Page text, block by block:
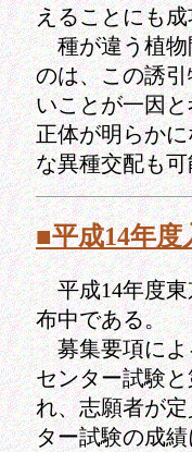
えることにも
種が違う植物
のは、この誘
いことが一因
正体が明らか
な異種交配も
■平成14年度
平成14年度東
布中である。
募集要項によ
センター試験
れ、志願者が
ター試験の成